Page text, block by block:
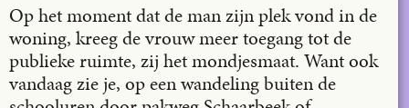
Op het moment dat de man zijn plek vond in de
woning, kreeg de vrouw meer toegang tot de
publieke ruimte, zij het mondjesmaat. Want ook
vandaag zie je, op een wandeling buiten de